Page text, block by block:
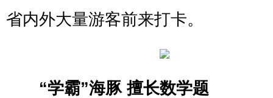
省内外大量游客前来打卡。
“学霸”海豚 擅长数学题